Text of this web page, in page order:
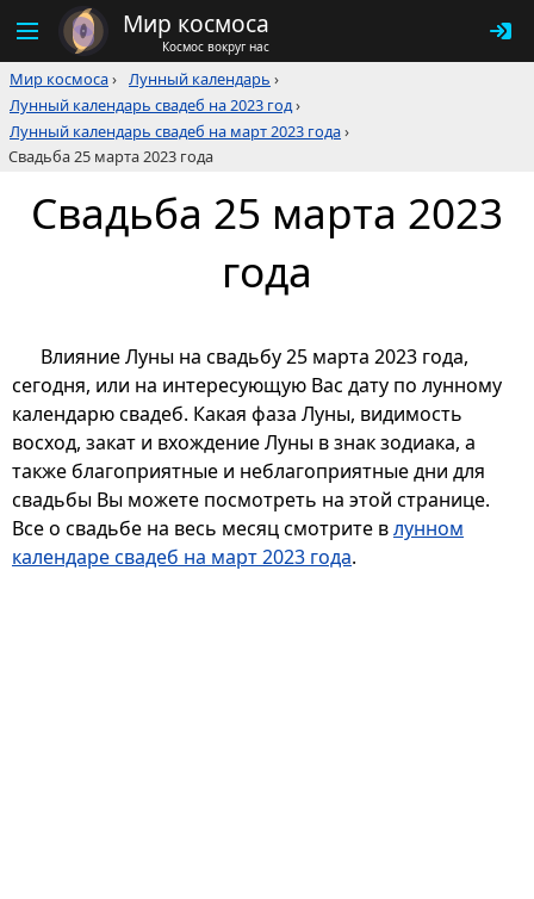
Мир космоса
Космос вокруг нас
Мир космоса› Лунный календарь ›
Лунный календарь свадеб на 2023 год›
Лунный календарь свадеб на март 2023 года›
Свадьба 25 марта 2023 года
Свадьба 25 марта 2023
года
Влияние Луны на свадьбу 25 марта 2023 года,
сегодня, или на интересующую Вас дату по лунному
календарю свадеб. Какая фаза Луны, видимость
восход, закат и вхождение Луны в знак зодиака, а
также благоприятные и неблагоприятные дни для
свадьбы Вы можете посмотреть на этой странице.
Все о свадьбе на весь месяц смотрите влунном
календаре свадеб на март 2023 года.